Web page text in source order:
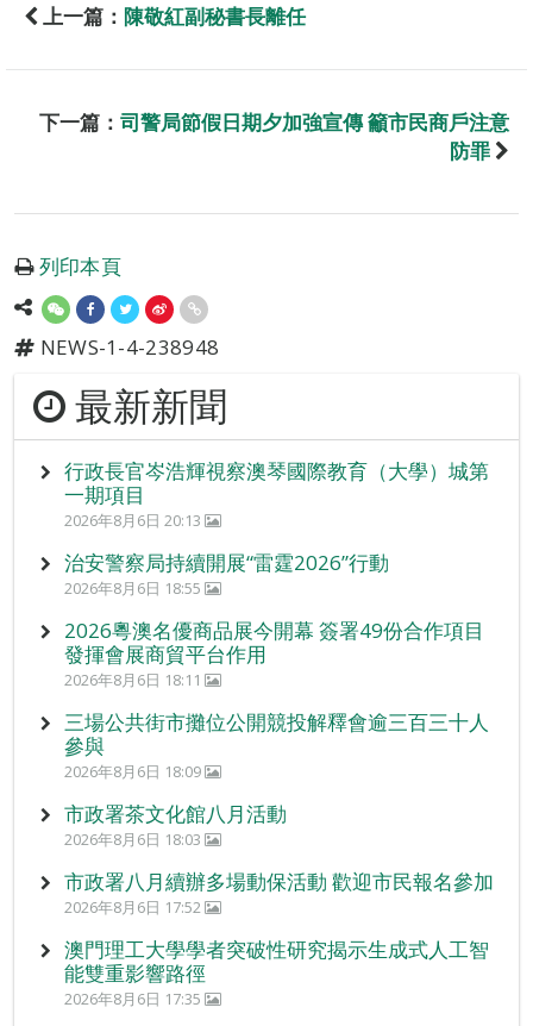
上一篇： 陳敬紅副秘書長離任
下一篇： 司警局節假日期夕加強宣傳 籲市民商戶注意
防罪
列印本頁
NEWS-1-4-238948
最新新聞
行政長官岑浩輝視察澳琴國際教育（大學）城第
一期項目
2026年8月6日 20:13
治安警察局持續開展“雷霆2026”行動
2026年8月6日 18:55
2026粵澳名優商品展今開幕 簽署49份合作項目
發揮會展商貿平台作用
2026年8月6日 18:11
三場公共街市攤位公開競投解釋會逾三百三十人
參與
2026年8月6日 18:09
市政署茶文化館八月活動
2026年8月6日 18:03
市政署八月續辦多場動保活動 歡迎市民報名參加
2026年8月6日 17:52
澳門理工大學學者突破性研究揭示生成式人工智
能雙重影響路徑
2026年8月6日 17:35